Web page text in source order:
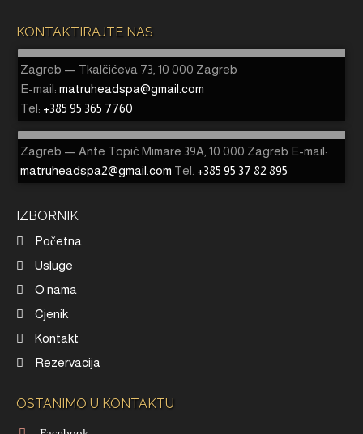
KONTAKTIRAJTE NAS
Zagreb — Tkalčićeva 73, 10 000 Zagreb
E-mail: matruheadspa@gmail.com
Tel: +385 95 365 7760
Zagreb — Ante Topić Mimare 39A, 10 000 Zagreb E-mail:
matruheadspa2@gmail.com Tel: +385 95 37 82 895
IZBORNIK
Početna
Usluge
O nama
Cjenik
Kontakt
Rezervacija
OSTANIMO U KONTAKTU